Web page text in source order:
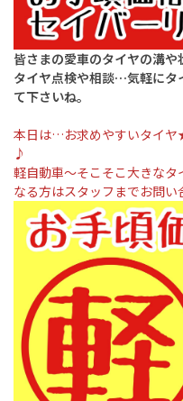
皆さまの愛車のタイヤの溝
タイヤ点検や相談…気軽にタ
て下さいね。
本日は…お求めやすいタイ
♪
軽自動車〜そこそこ大きな
なる方はスタッフまでお問い